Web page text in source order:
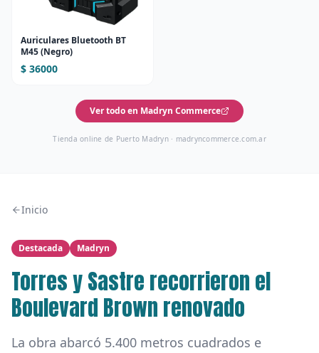
Auriculares Bluetooth BT
M45 (Negro)
$ 36000
Ver todo en Madryn Commerce
Tienda online de Puerto Madryn · madryncommerce.com.ar
Inicio
Destacada Madryn
Torres y Sastre recorrieron el
Boulevard Brown renovado
La obra abarcó 5.400 metros cuadrados e